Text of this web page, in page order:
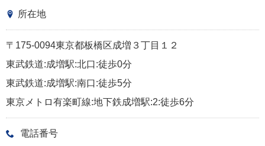
所在地
〒175-0094東京都板橋区成増３丁目１２
東武鉄道:成増駅:北口:徒歩0分
東武鉄道:成増駅:南口:徒歩5分
東京メトロ有楽町線:地下鉄成増駅:2:徒歩6分
電話番号